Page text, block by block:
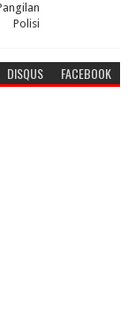
Polisi
DISQUS FACEBOOK